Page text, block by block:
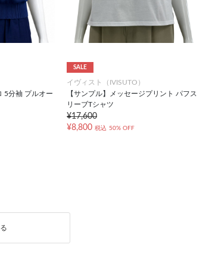
5分袖 プルオー
SALE
イヴィスト（IVISUTO）
【サンプル】メッセージプリント パフス
リーブTシャツ
¥17,600
¥8,800 税込 50% OFF